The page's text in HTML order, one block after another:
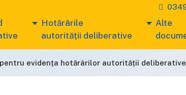
Hotărârile
autorității deliberative
Alte
evidența hotărârilor autorității deliberative